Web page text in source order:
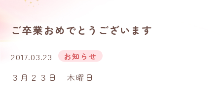
ご卒業おめでとうございます
2017.03.23 お知らせ
３月２３日 木曜日